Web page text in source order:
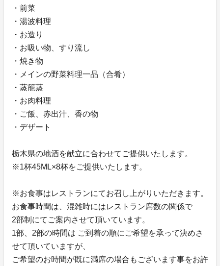
・前菜
・湯波料理
・お造り
・お吸い物、すり流し
・焼き物
・メインの野菜料理一品（合肴）
・蒸籠蒸
・お肉料理
・ご飯、赤出汁、香の物
・デザート
栃木県の地酒を献立に合わせてご提供いたします。
※1杯45ML×8杯をご提供いたします。
※お食事はレストランにてお召し上がりいただきます。
お食事時間は、混雑時にはレストラン席数の関係で
2部制にてご案内させて頂いています。
1部、2部の時間は ご到着の順にご希望を承って決めさ
せて頂いていますが、
ご希望のお時間が既に満席の場合もございます事をお許